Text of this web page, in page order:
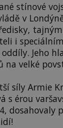
stínové
v
i
Jeho
na velké
síly Armie
s érou
dosahovaly